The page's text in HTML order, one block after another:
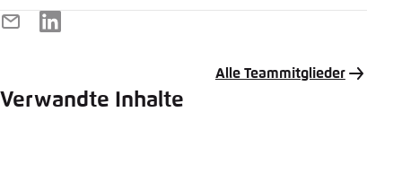
E-
LinkedIn
Alle Teammitglieder
Verwandte Inhalte